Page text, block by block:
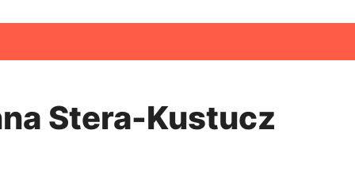
Stera-Kustucz